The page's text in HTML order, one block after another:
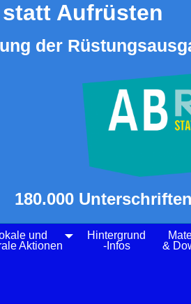
Aufrüsten
der
180.000
und
Aktionen
Hintergrund
-Infos
&